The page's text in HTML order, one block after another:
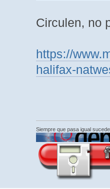
Circulen, no
https://
halifax-
Siempre que pasa igual